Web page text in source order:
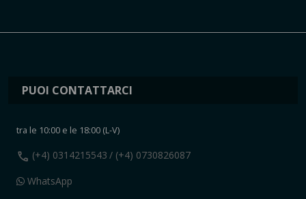
PUOI CONTATTARCI
tra le 10:00 e le 18:00 (L-V)
call (+4) 0314215543 / (+4) 0730826087
WhatsApp